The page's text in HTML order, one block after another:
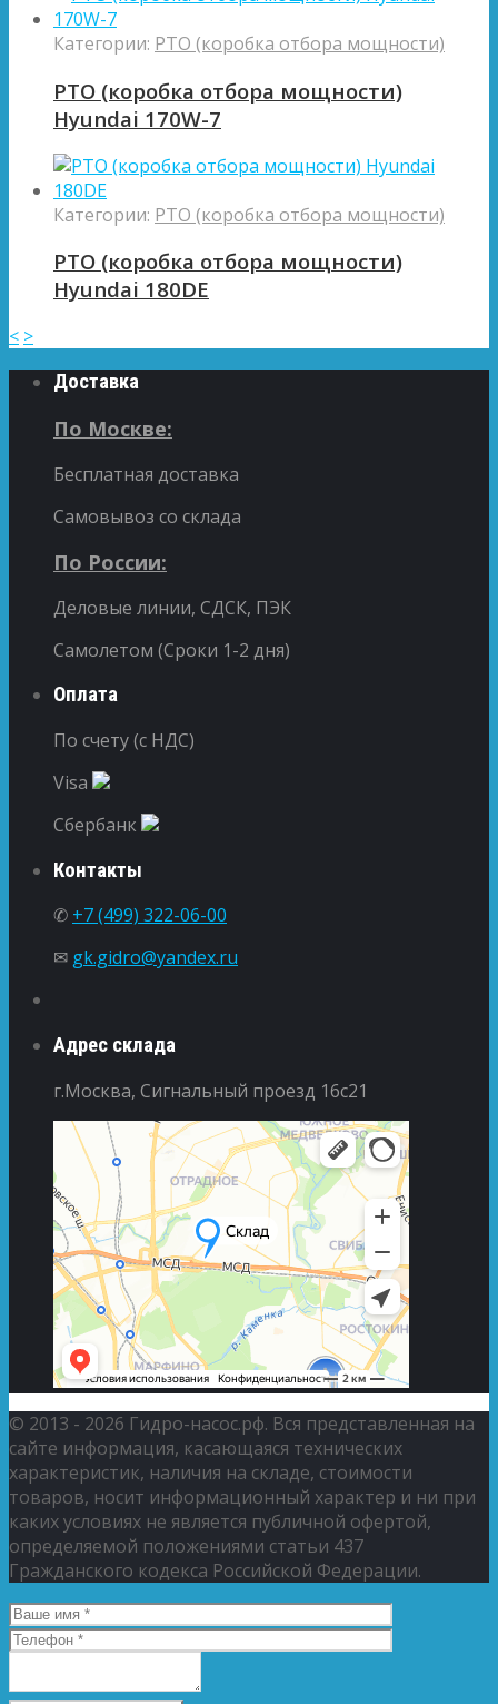
Категории: PTO (коробка отбора мощности)
PTO (коробка отбора мощности)
Hyundai 170W-7
Категории: PTO (коробка отбора мощности)
PTO (коробка отбора мощности)
Hyundai 180DE
< >
Доставка
По Москве:
Бесплатная доставка
Самовывоз со склада
По России:
Деловые линии, СДСК, ПЭК
Самолетом (Сроки 1-2 дня)
Оплата
По счету (с НДС)
Visa
Сбербанк
Контакты
✆ +7 (499) 322-06-00
✉ gk.gidro@yandex.ru
Адрес склада
г.Москва, Сигнальный проезд 16с21
© 2013 - 2026 Гидро-насос.рф. Вся представленная на
сайте информация, касающаяся технических
характеристик, наличия на складе, стоимости
товаров, носит информационный характер и ни при
каких условиях не является публичной офертой,
определяемой положениями статьи 437
Гражданского кодекса Российской Федерации.